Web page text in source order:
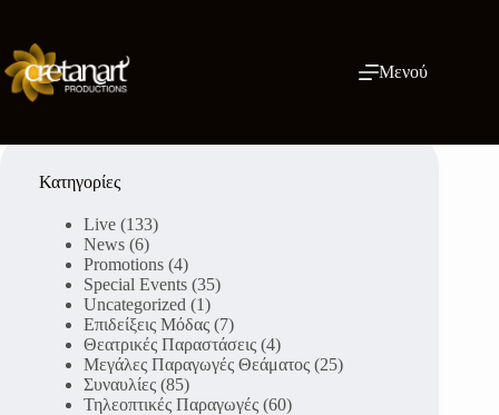
περιεχόμενο
Μενού
Κατηγορίες
Live (133)
News (6)
Promotions (4)
Special Events (35)
Uncategorized (1)
Επιδείξεις Μόδας (7)
Θεατρικές Παραστάσεις (4)
Μεγάλες Παραγωγές Θεάματος (25)
Συναυλίες (85)
Τηλεοπτικές Παραγωγές (60)